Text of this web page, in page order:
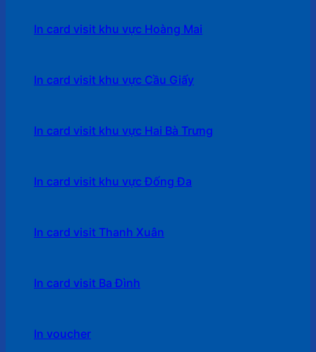
In card visit khu vực Hoàng Mai
In card visit khu vực Cầu Giấy
In card visit khu vực Hai Bà Trưng
In card visit khu vực Đống Đa
In card visit Thanh Xuân
In card visit Ba Đình
In voucher